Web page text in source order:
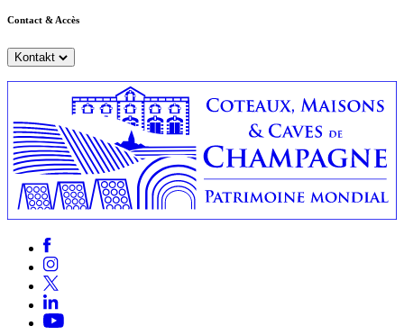
Contact & Accès
Kontakt